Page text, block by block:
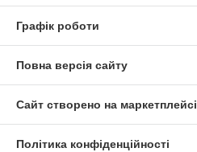
Графік роботи
Повна версія сайту
Сайт створено на маркетплейсі
Політика конфіденційності